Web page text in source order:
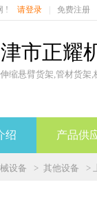
! 请登录 免费注册
市正耀
缩悬臂货架,管材货架
绍 产品供
设备 > 其他设备 >